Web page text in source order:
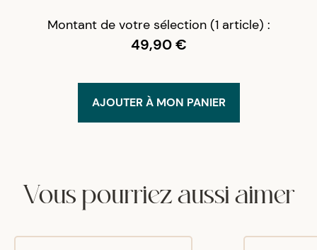
Montant de votre sélection (1 article) :
49,90 €
AJOUTER À MON PANIER
Vous pourriez aussi aimer